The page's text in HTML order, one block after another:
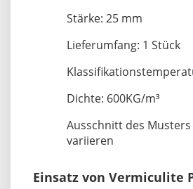
Stärke: 25 mm
Lieferumfang: 1 Stück
Dichte: 600KG/m³
Ausschnitt des Musters
variieren
Einsatz von Vermiculite